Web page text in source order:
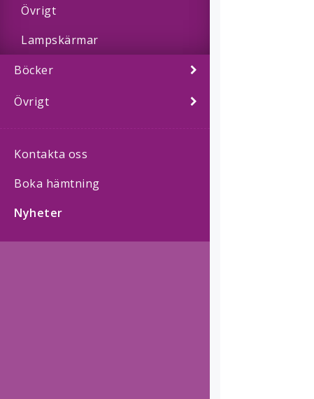
Övrigt
Lampskärmar
Böcker
Övrigt
Kontakta oss
Boka hämtning
Nyheter